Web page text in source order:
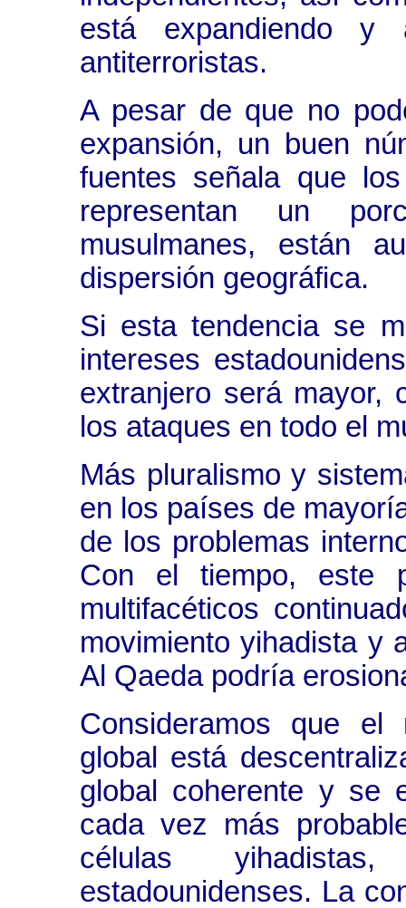
está expandiendo y
antiterroristas.
A pesar de que no
expansión, un buen
fuentes señala que
representan un
musulmanes, están
dispersión geográfica.
Si esta tendencia se
intereses
extranjero será mayor,
los ataques en todo el
Más pluralismo y
en los países de
de los problemas
Con el tiempo, este
multifacéticos
movimiento yihadista y
Al Qaeda podría
Consideramos que el
global está
global coherente y se
cada vez más
células
estadounidenses. La